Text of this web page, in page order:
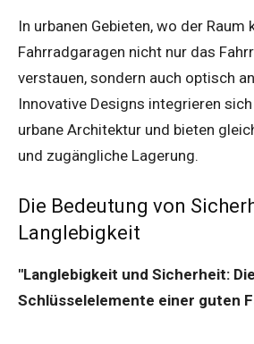
In urbanen Gebieten, wo der Raum
Fahrradgaragen nicht nur das
verstauen, sondern auch optisch
Innovative Designs integrieren
urbane Architektur und bieten
und zugängliche Lagerung.
Die Bedeutung von
Langlebigkeit
"Langlebigkeit und Sicherheit: Die
Schlüsselelemente einer guten